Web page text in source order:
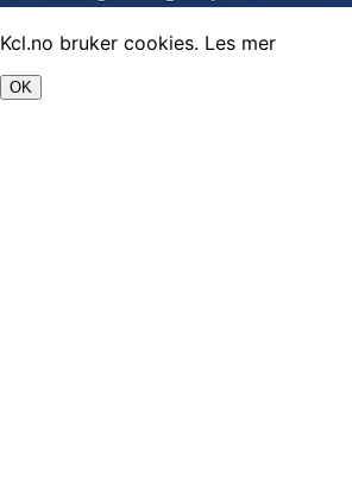
Kcl.no bruker cookies. Les mer
OK